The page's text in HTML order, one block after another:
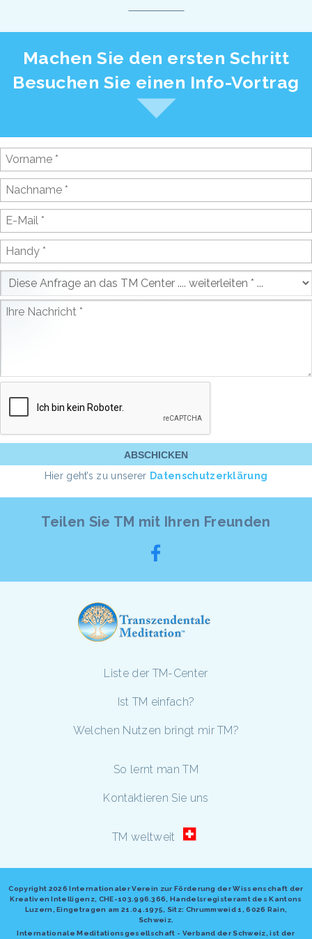
Machen Sie den ersten Schritt
Besuchen Sie einen Info-Vortrag
Hier geht’s zu unserer Datenschutzerklärung
Teilen Sie TM mit Ihren Freunden
Liste der TM-Center
Ist TM einfach?
Welchen Nutzen bringt mir TM?
So lernt man TM
Kontaktieren Sie uns
TM weltweit
Copyright 2026 Internationaler Verein zur Förderung der Wissenschaft der
Kreativen Intelligenz, CHE-103.996.366, Handelsregisteramt des Kantons
Luzern, Eingetragen am 21.04.1975, Sitz: Chrummweid 1, 6026 Rain,
Schweiz.
Internationale Meditationsgesellschaft - Verband der Schweiz, ist der